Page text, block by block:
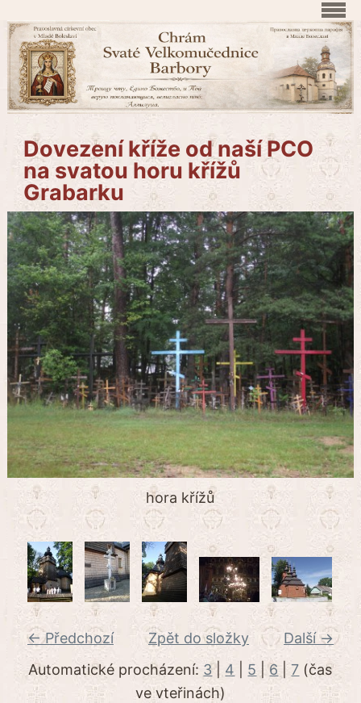
Dovezení kříže od naší PCO
na svatou horu křížů
Grabarku
hora křížů
← Předchozí Další →
Zpět do složky
Automatické procházení: 3| 4 5 |6 |7 (čas
ve vteřinách)